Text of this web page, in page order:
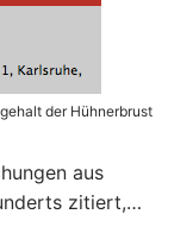
der Hühnerbrust
aus
zitiert,…